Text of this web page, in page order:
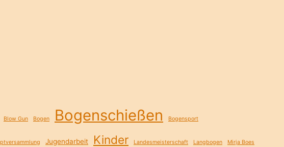
Blow Gun Bogen Bogenschießen Bogensport
Jugendarbeit Kinder Landesmeisterschaft Langbogen Mirja Boes